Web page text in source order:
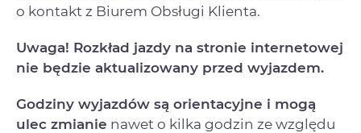
o kontakt z Biurem Obsługi Klienta.
Uwaga! Rozkład jazdy na stronie internetowej
nie będzie aktualizowany przed wyjazdem.
Godziny wyjazdów są orientacyjne i mogą
ulec zmianie nawet o kilka godzin ze względu